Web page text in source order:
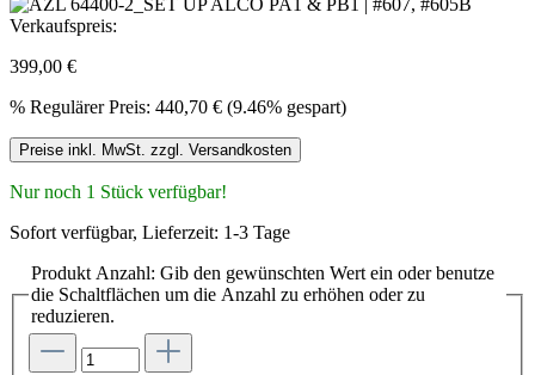
Verkaufspreis:
399,00 €
% Regulärer Preis: 440,70 € (9.46% gespart)
Preise inkl. MwSt. zzgl. Versandkosten
Nur noch 1 Stück verfügbar!
Sofort verfügbar, Lieferzeit: 1-3 Tage
Produkt Anzahl: Gib den gewünschten Wert ein oder benutze
die Schaltflächen um die Anzahl zu erhöhen oder zu
reduzieren.